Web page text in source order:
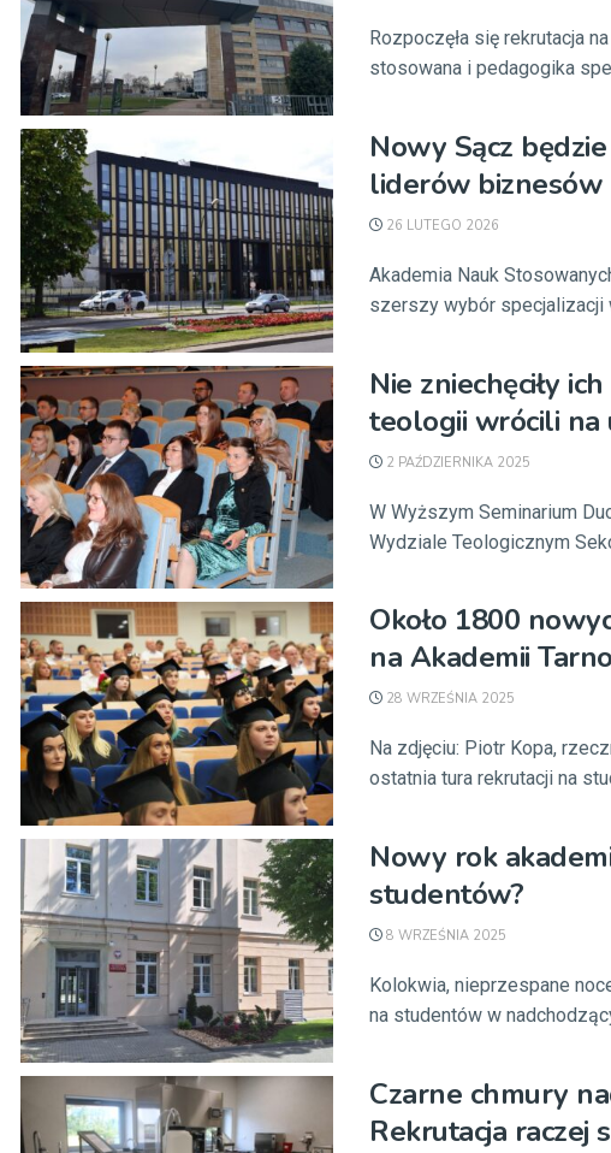
Rozpoczęła się rekrutacja
stosowana i pedagogika
Nowy Sącz
liderów biznesów
26 LUTEGO 2026
Akademia Nauk
szerszy wybór specjalizacji
Nie zniechęciły
teologii wrócili na
2 PAŹDZIERNIKA 2025
W Wyższym Seminarium
Wydziale Teologicznym
Około 1800
na Akademii
28 WRZEŚNIA 2025
Na zdjęciu: Piotr Kopa,
ostatnia tura rekrutacji na
Nowy rok
studentów?
8 WRZEŚNIA 2025
Kolokwia, nieprzespane
na studentów w
Czarne chmury
Rekrutacja raczej